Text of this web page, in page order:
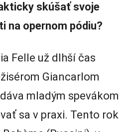
skúšať svoje
na opernom pódiu?
Felle už dlhší čas
Giancarlom
mladým spevákom
sa v praxi. Tento rok